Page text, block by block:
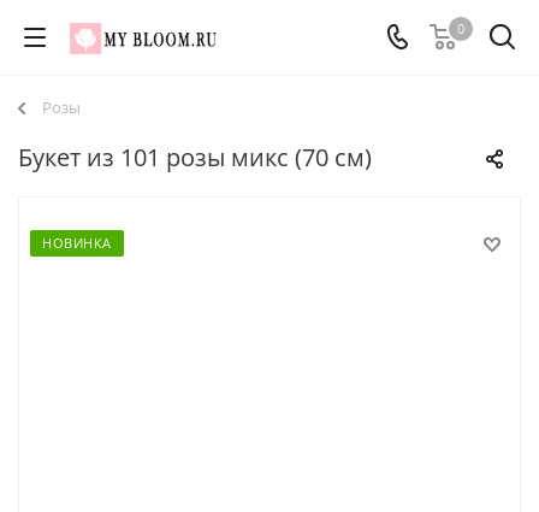
0
Розы
Букет из 101 розы микс (70 см)
НОВИНКА